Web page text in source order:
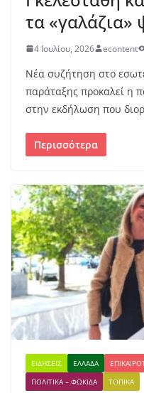
τα «γαλάζια»
4 Ιουλίου, 2026 econtent
Νέα συζήτηση στο
παράταξης προκαλεί η
στην εκδήλωση που
Περισσότερα
ΕΙΔΉΣΕΙΣ ΕΛΛΆΔΑ
ΠΟΛΙΤΙΚΆ – ΦΩΚΊΔΑ
ΤΟΠΙΚΆ